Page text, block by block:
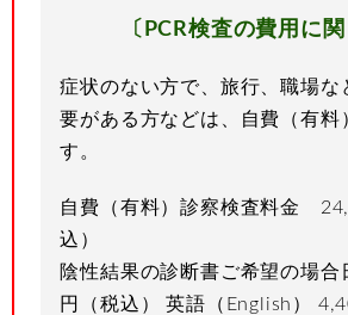
〔PCR検査の費用に関
症状のない方で、旅行、職場な
要がある方などは、自費（有料
す。
自費（有料）診察検査料金
込）
陰性結果の診断書ご希望の場
円（税込） 英語（English）